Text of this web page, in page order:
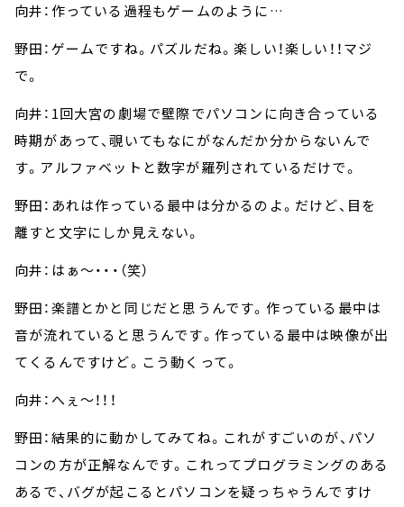
向井：作っている過程もゲームのように…
野田：ゲームですね。パズルだね。楽しい！楽しい！！マジ
で。
向井：1回大宮の劇場で壁際でパソコンに向き合っている
時期があって、覗いてもなにがなんだか分からないんで
す。アルファベットと数字が羅列されているだけで。
野田：あれは作っている最中は分かるのよ。だけど、目を
離すと文字にしか見えない。
向井：はぁ～・・・（笑）
野田：楽譜とかと同じだと思うんです。作っている最中は
音が流れていると思うんです。作っている最中は映像が出
てくるんですけど。こう動くって。
向井：へぇ～！！！
野田：結果的に動かしてみてね。これがすごいのが、パソ
コンの方が正解なんです。これってプログラミングのある
あるで、バグが起こるとパソコンを疑っちゃうんですけ